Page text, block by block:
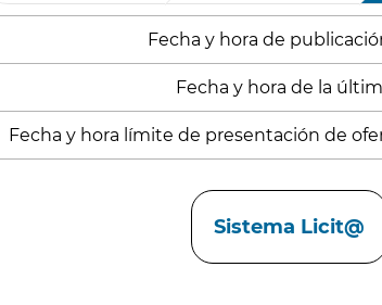
Fecha y hora de
Fecha y hora de la
Fecha y hora límite de presentación de
Sistema Licit@